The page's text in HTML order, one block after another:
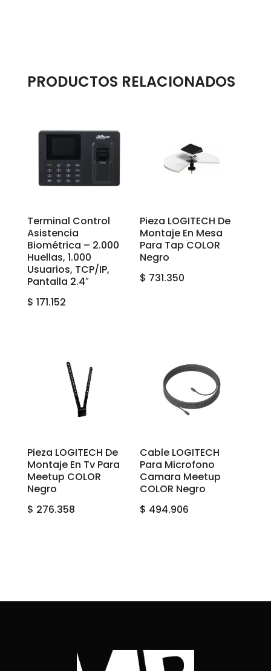
PRODUCTOS RELACIONADOS
Terminal Control
Asistencia
Biométrica – 2.000
Huellas, 1.000
Usuarios, TCP/IP,
Pantalla 2.4″
$ 171.152
Pieza LOGITECH De
Montaje En Mesa
Para Tap COLOR
Negro
$ 731.350
Pieza LOGITECH De
Montaje En Tv Para
Meetup COLOR
Negro
$ 276.358
Cable LOGITECH
Para Microfono
Camara Meetup
COLOR Negro
$ 494.906